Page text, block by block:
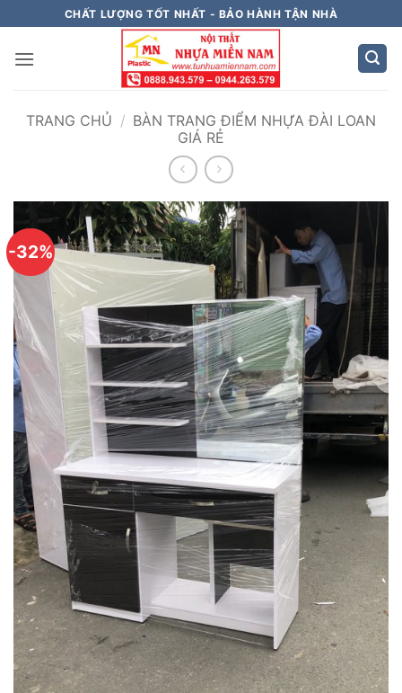
qua
nội
CHẤT LƯỢNG TỐT NHẤT - BẢO HÀNH TẬN NHÀ
TRANG CHỦ / BÀN TRANG ĐIỂM NHỰA ĐÀI LOAN
GIÁ RẺ
-32%